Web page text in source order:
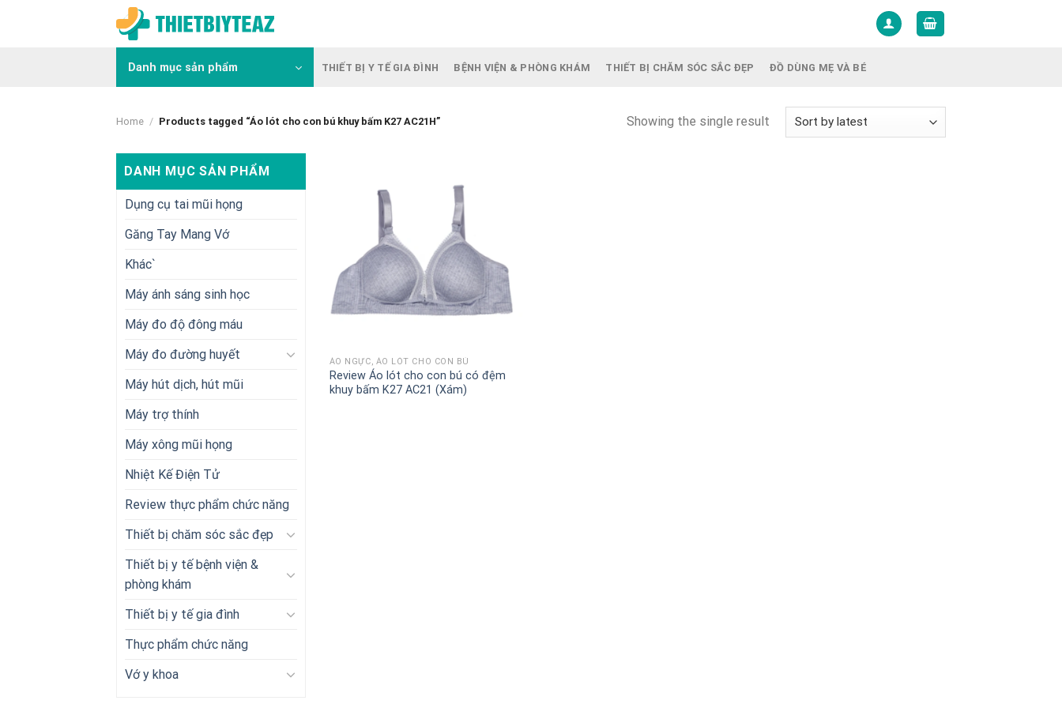
Danh mục sản phẩm THIẾT BỊ Y TẾ GIA ĐÌNH BỆNH VIỆN & PHÒNG KHÁM THIẾT BỊ CHĂM SÓC SẮC ĐẸP ĐỒ DÙNG MẸ VÀ BÉ
Home / Products tagged “Áo lót cho con bú khuy bấm K27 AC21H” Showing the single result
DANH MỤC SẢN PHẨM
Dụng cụ tai mũi họng
Găng Tay Mang Vớ
Khác`
Máy ánh sáng sinh học
Máy đo độ đông máu
Máy đo đường huyết
Máy hút dịch, hút mũi
Máy trợ thính
Máy xông mũi họng
Nhiệt Kế Điện Tử
Review thực phẩm chức năng
Thiết bị chăm sóc sắc đẹp
Thiết bị y tế bệnh viện &
phòng khám
Thiết bị y tế gia đình
Thực phẩm chức năng
Vớ y khoa
ÁO NGỰC, ÁO LÓT CHO CON BÚ
Review Áo lót cho con bú có đệm
khuy bấm K27 AC21 (Xám)